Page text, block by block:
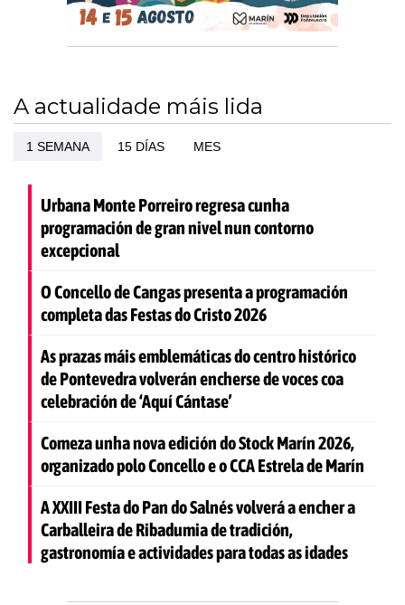
A actualidade máis lida
1 SEMANA 15 DÍAS MES
Urbana Monte Porreiro regresa cunha
programación de gran nivel nun contorno
excepcional
O Concello de Cangas presenta a programación
completa das Festas do Cristo 2026
As prazas máis emblemáticas do centro histórico
de Pontevedra volverán encherse de voces coa
celebración de ‘Aquí Cántase’
Comeza unha nova edición do Stock Marín 2026,
organizado polo Concello e o CCA Estrela de Marín
A XXIII Festa do Pan do Salnés volverá a encher a
Carballeira de Ribadumia de tradición,
gastronomía e actividades para todas as idades